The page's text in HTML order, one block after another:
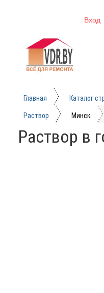
Вход
Главная Каталог
Раствор Минск
Раствор в